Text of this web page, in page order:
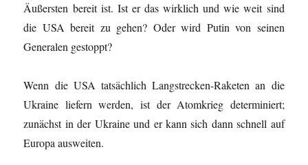
Äußersten bereit ist. Ist er das wirklich und wie weit sind
die USA bereit zu gehen? Oder wird Putin von seinen
Generalen gestoppt?
Wenn die USA tatsächlich Langstrecken-Raketen an die
Ukraine liefern werden, ist der Atomkrieg determiniert;
zunächst in der Ukraine und er kann sich dann schnell auf
Europa ausweiten.